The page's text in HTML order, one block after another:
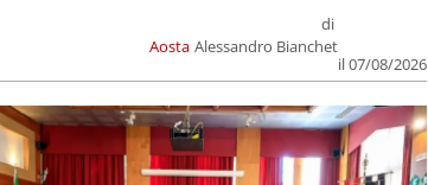
Aosta
di
Alessandro Bianchet
il 07/08/2026